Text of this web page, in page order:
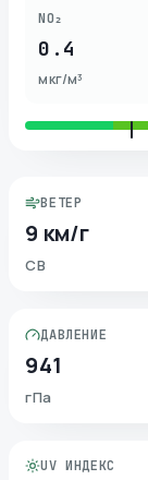
NO₂
0.4
мкг/м³
ВЕТЕР
9 км/г
СВ
ДАВЛЕНИЕ
941
гПа
UV ИНДЕКС